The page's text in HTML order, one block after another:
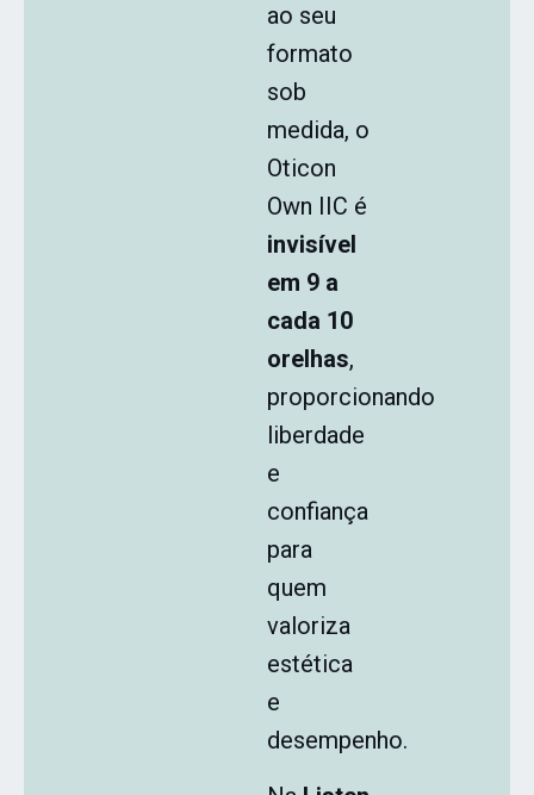
ao seu
formato
sob
medida, o
Oticon
Own IIC é
invisível
em 9 a
cada 10
orelhas,
proporcionando
liberdade
e
confiança
para
quem
valoriza
estética
e
desempenho.